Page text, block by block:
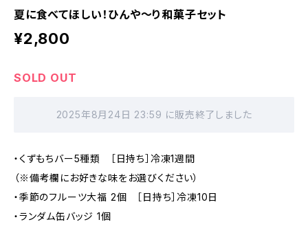
夏に食べてほしい！ひんや～り和菓子セット
¥2,800
SOLD OUT
2025年8月24日 23:59 に販売終了しました
・くずもちバー5種類 ［日持ち］冷凍1週間
（※備考欄にお好きな味をお選びください）
・季節のフルーツ大福 2個 ［日持ち］冷凍10日
・ランダム缶バッジ 1個